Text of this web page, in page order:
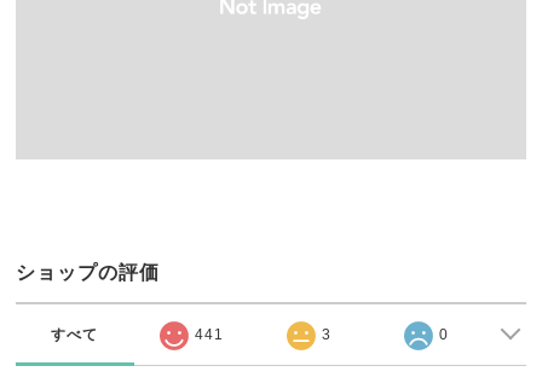
ショップの評価
すべて 441 3 0